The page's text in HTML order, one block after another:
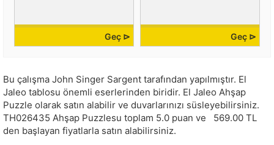
Geç ⊳ Geç ⊳
Bu çalışma John Singer Sargent tarafından yapılmıştır. El
Jaleo tablosu önemli eserlerinden biridir. El Jaleo Ahşap
Puzzle olarak satın alabilir ve duvarlarınızı süsleyebilirsiniz.
TH026435 Ahşap Puzzlesu toplam 5.0 puan ve 569.00 TL
den başlayan fiyatlarla satın alabilirsiniz.